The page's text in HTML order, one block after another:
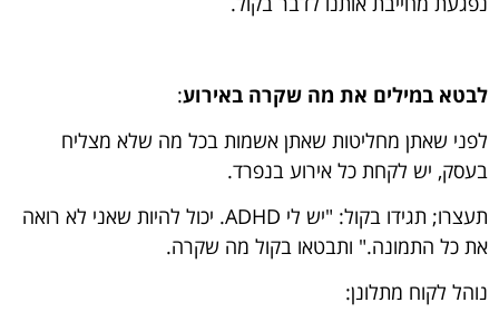
לבטא במילים את מה שקרה באירוע:
לפני שאתן מחליטות שאתן אשמות בכל מה שלא מצליח
בעסק, יש לקחת כל אירוע בנפרד.
תעצרו; תגידו בקול: "יש לי ADHD. יכול להיות שאני לא רואה
את כל התמונה." ותבטאו בקול מה שקרה.
נוהל לקוח מתלונן: